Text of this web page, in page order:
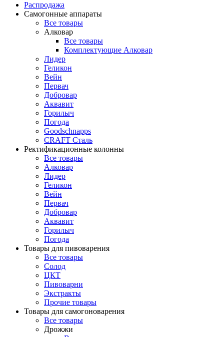
Распродажа
Самогонные аппараты
Все товары
Алковар
Все товары
Комплектующие Алковар
Лидер
Геликон
Вейн
Первач
Добровар
Аквавит
Горилыч
Погода
Goodschnapps
CRAFT Сталь
Ректификационные колонны
Все товары
Алковар
Лидер
Геликон
Вейн
Первач
Добровар
Аквавит
Горилыч
Погода
Товары для пивоварения
Все товары
Солод
ЦКТ
Пивоварни
Экстракты
Прочие товары
Товары для самогоноварения
Все товары
Дрожжи